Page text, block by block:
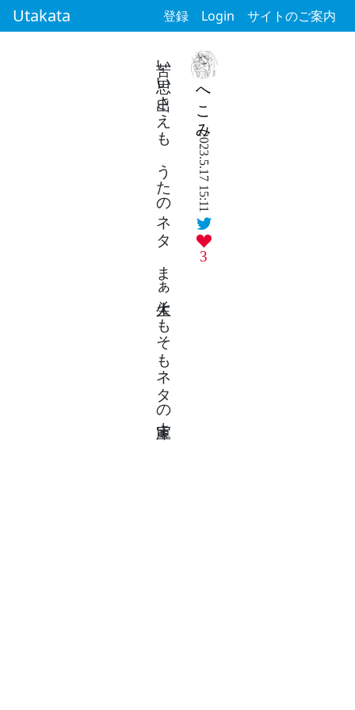
Utakata 登録 Login サイトのご案内
へこみ
2023.5.17 15:11
3
苦い思い出さえも うたのネタ まぁ人生そもそもネタの宝庫よ